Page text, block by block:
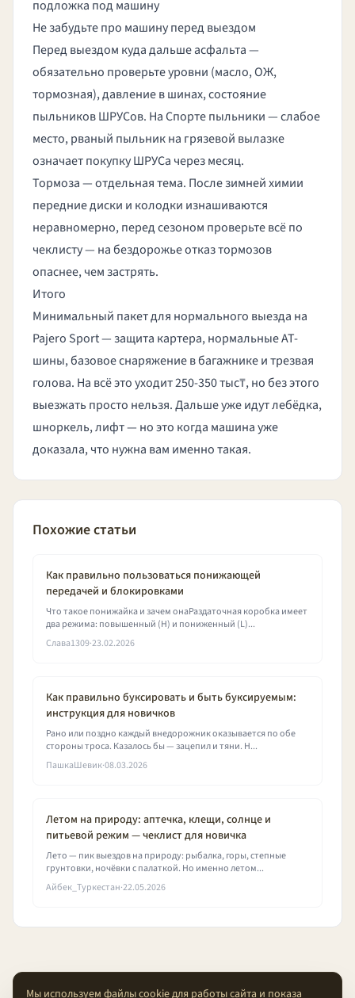
подложка под машину
Не забудьте про машину перед выездом
Перед выездом куда дальше асфальта —
обязательно проверьте уровни (масло, ОЖ,
тормозная), давление в шинах, состояние
пыльников ШРУСов. На Спорте пыльники — слабое
место, рваный пыльник на грязевой вылазке
означает покупку ШРУСа через месяц.
Тормоза — отдельная тема. После зимней химии
передние диски и колодки изнашиваются
неравномерно, перед сезоном проверьте всё по
чеклисту— на бездорожье отказ тормозов
опаснее, чем застрять.
Итого
Минимальный пакет для нормального выезда на
Pajero Sport — защита картера, нормальные AT-
шины, базовое снаряжение в багажнике и трезвая
голова. На всё это уходит 250-350 тыс₸, но без этого
выезжать просто нельзя. Дальше уже идут лебёдка,
шноркель, лифт — но это когда машина уже
доказала, что нужна вам именно такая.
Похожие статьи
Как правильно пользоваться понижающей
передачей и блокировками
Что такое понижайка и зачем онаРаздаточная коробка имеет
два режима: повышенный (H) и пониженный (L)...
Слава1309·23.02.2026
Как правильно буксировать и быть буксируемым:
инструкция для новичков
Рано или поздно каждый внедорожник оказывается по обе
стороны троса. Казалось бы — зацепил и тяни. Н...
ПашкаШевик·08.03.2026
Летом на природу: аптечка, клещи, солнце и
питьевой режим — чеклист для новичка
Лето — пик выездов на природу: рыбалка, горы, степные
грунтовки, ночёвки с палаткой. Но именно летом...
Айбек_Туркестан·22.05.2026
Мы используем файлы cookie для работы сайта и показа